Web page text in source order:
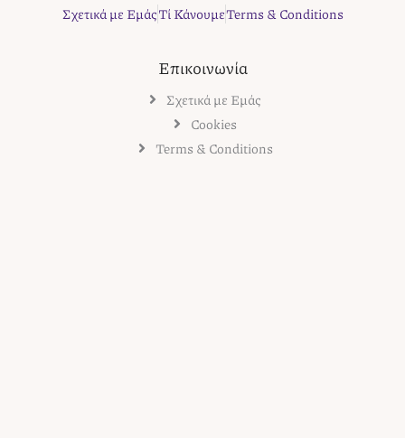
Σχετικά με ΕμάςΤί ΚάνουμεTerms & Conditions
Επικοινωνία
Σχετικά με Εμάς
Cookies
Terms & Conditions